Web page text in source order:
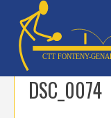
content
DSC_0074